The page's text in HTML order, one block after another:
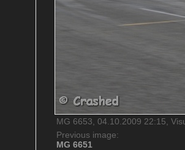
MG 6653, 04.10.2009 22:15,
Previous image:
MG 6651